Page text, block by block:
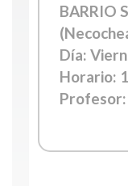
BARRIO
Día:
Horario: